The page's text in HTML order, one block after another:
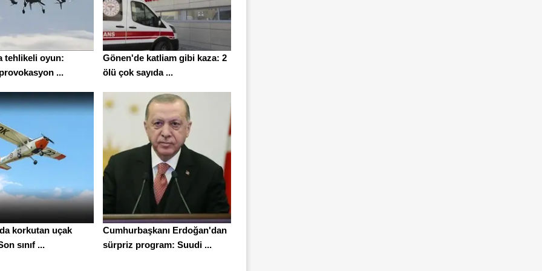
tehlikeli oyun:
...
Gönen'de katliam gibi kaza: 2
ölü çok sayıda ...
korkutan uçak
sınıf ...
Cumhurbaşkanı Erdoğan'dan
sürpriz program: Suudi ...